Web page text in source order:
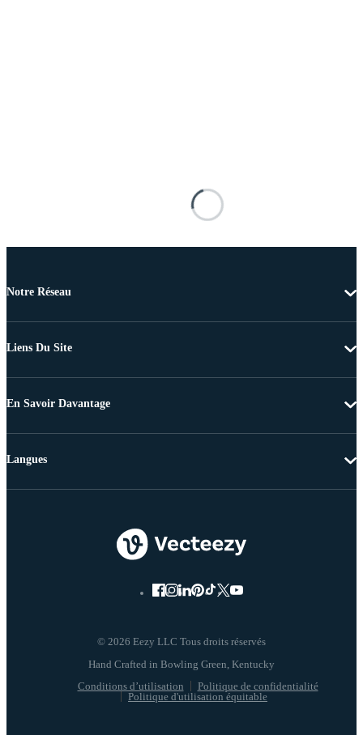
Notre Réseau
Liens Du Site
En Savoir Davantage
© 2026 Eezy LLC Tous droits réservés
Conditions d’utilisation
Politique de confidentialité
Politique d'utilisation équitable
Langues